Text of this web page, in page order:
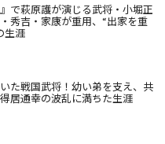
』で萩原護が演じる武将・小堀正
秀吉・家康が重用、“出家を重
生涯
た戦国武将！幼い弟を支え、共
居通幸の波乱に満ちた生涯